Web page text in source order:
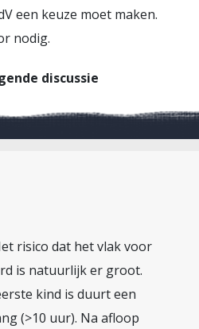
een keuze moet maken.
nodig.
discussie
risico dat het vlak voor
is natuurlijk er groot.
kind is duurt een
(>10 uur). Na afloop